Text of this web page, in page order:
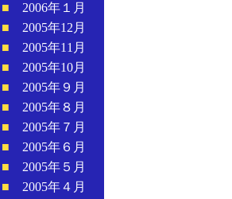
■ 2006年１月
■ 2005年12月
■ 2005年11月
■ 2005年10月
■ 2005年９月
■ 2005年８月
■ 2005年７月
■ 2005年６月
■ 2005年５月
■ 2005年４月